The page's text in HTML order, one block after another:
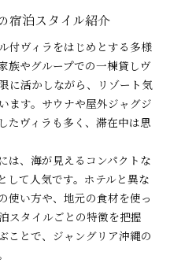
宿泊スタイル紹介
付ヴィラをはじめとする多様
族やグループでの一棟貸しヴ
に活かしながら、リゾート気
ます。サウナや屋外ジャグジ
たヴィラも多く、滞在中は思
は、海が見えるコンパクトな
して人気です。ホテルと異な
使い方や、地元の食材を使っ
スタイルごとの特徴を把握
ことで、ジャングリア沖縄の